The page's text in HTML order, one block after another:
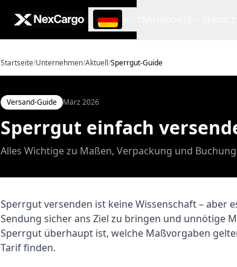
Startseite/Unternehmen/Aktuell/Sperrgut-Guide
Versand-Guide März 2026
Sperrgut einfach
Alles Wichtige zu Maßen, Verpackung und Buchung
Sperrgut versenden ist keine Wissenschaft – aber
Sendung sicher ans Ziel zu bringen und unnötige
Sperrgut überhaupt ist, welche Maßvorgaben
Tarif finden.